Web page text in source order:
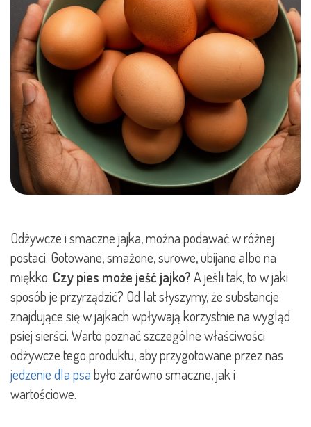
Odżywcze i smaczne jajka, można podawać w różnej
postaci. Gotowane, smażone, surowe, ubijane albo na
miękko. Czy pies może jeść jajko?A jeśli tak, to w jaki
sposób je przyrządzić? Od lat słyszymy, że substancje
znajdujące się w jajkach wpływają korzystnie na wygląd
psiej sierści. Warto poznać szczególne właściwości
odżywcze tego produktu, aby przygotowane przez nas
jedzenie dla psabyło zarówno smaczne, jak i
wartościowe.